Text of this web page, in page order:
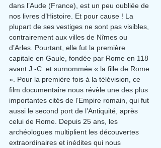
dans l’Aude (France), est un peu oubliée de
nos livres d’Histoire. Et pour cause ! La
plupart de ses vestiges ne sont pas visibles,
contrairement aux villes de Nîmes ou
d’Arles. Pourtant, elle fut la première
capitale en Gaule, fondée par Rome en 118
avant J.-C. et surnommée « la fille de Rome
». Pour la première fois à la télévision, ce
film documentaire nous révèle une des plus
importantes cités de l’Empire romain, qui fut
aussi le second port de l’Antiquité, après
celui de Rome. Depuis 25 ans, les
archéologues multiplient les découvertes
extraordinaires et inédites qui nous